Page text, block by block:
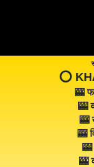
⭕️
🎰
🎰
🎰
🎰
🎰